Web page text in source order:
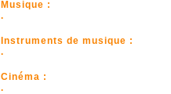
Musique :
.
Instruments de musique :
.
Cinéma :
.